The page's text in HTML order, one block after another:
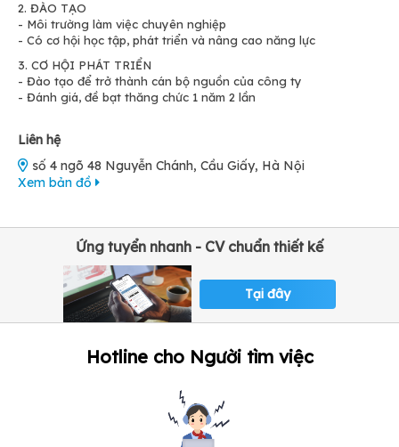
2. ĐÀO TẠO
- Môi trường làm việc chuyên nghiệp
- Có cơ hội học tập, phát triển và nâng cao năng lực
3. CƠ HỘI PHÁT TRIỂN
- Đào tạo để trở thành cán bộ nguồn của công ty
- Đánh giá, đề bạt thăng chức 1 năm 2 lần
Liên hệ
số 4 ngõ 48 Nguyễn Chánh, Cầu Giấy, Hà Nội
Xem bản đồ
Ứng tuyển nhanh - CV chuẩn thiết kế
Tại đây
Hotline cho Người tìm việc